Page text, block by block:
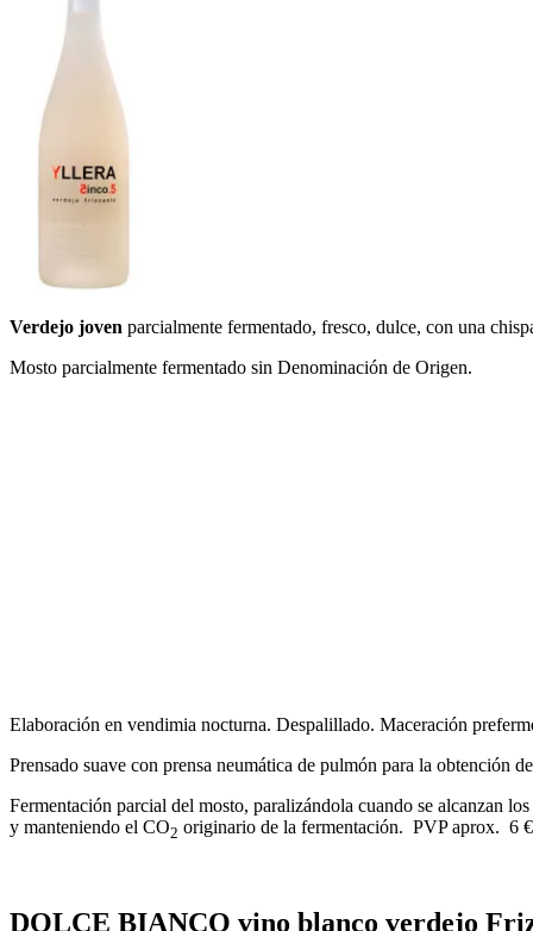
Verdejo joven parcialmente fermentado, fresco, dulce, con una
Mosto parcialmente fermentado sin Denominación de Origen.
Elaboración en vendimia nocturna. Despalillado. Maceración
Prensado suave con prensa neumática de pulmón para la obtención
Fermentación parcial del mosto, paralizándola cuando se alcanzan
y manteniendo el CO2 originario de la fermentación. PVP aprox. 6 €
DOLCE BIANCO vino blanco verdejo